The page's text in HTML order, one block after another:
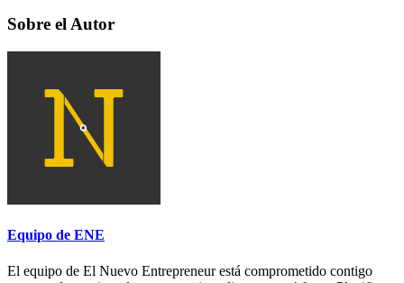
Sobre el Autor
Equipo de ENE
El equipo de El Nuevo Entrepreneur está comprometido contigo